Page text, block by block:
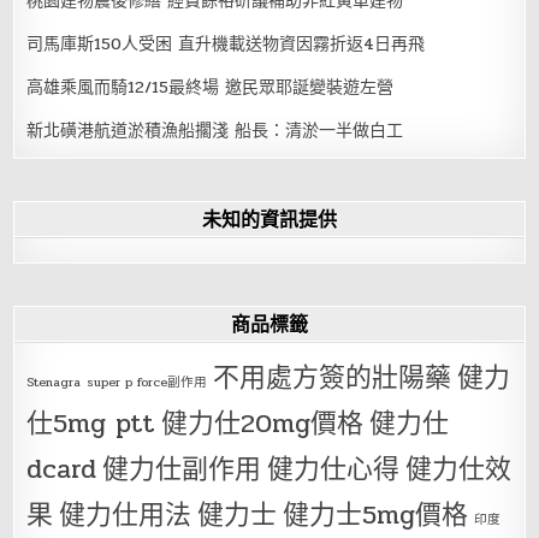
司馬庫斯150人受困 直升機載送物資因霧折返4日再飛
高雄乘風而騎12/15最終場 邀民眾耶誕變裝遊左營
新北磺港航道淤積漁船擱淺 船長：清淤一半做白工
未知的資訊提供
商品標籤
Stenagra super p force副作用 不用處方簽的壯陽藥健力
仕5mg ptt健力仕20mg價格健力仕
dcard健力仕副作用 健力仕心得健力仕效
果健力仕用法健力士健力士5mg價格 印度